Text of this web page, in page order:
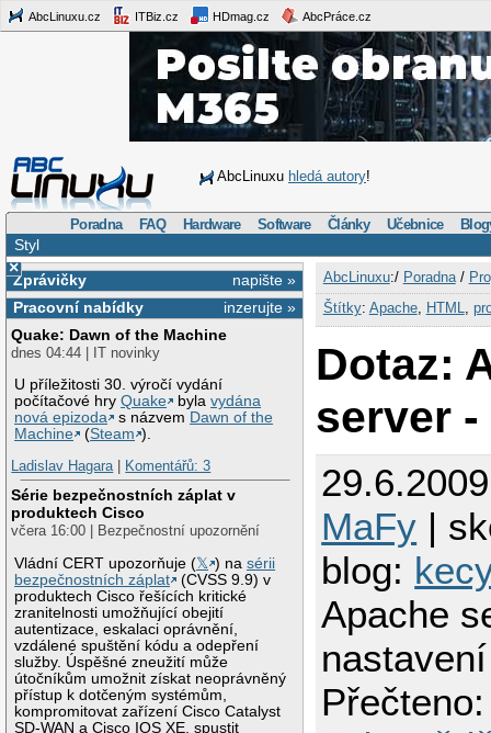
AbcLinuxu.cz ITBiz.cz HDmag.cz AbcPráce.cz
AbcLinuxu hledá autory!
Poradna FAQ Hardware Software Články Učebnice
Styl
×
napište »
Zprávičky
inzerujte »
Pracovní nabídky
Quake: Dawn of the Machine
dnes 04:44 | IT novinky
U příležitosti 30. výročí vydání
počítačové hryQuake bylavydána
nová epizoda
s názvem Dawn of the
Machine
(Steam ).
Ladislav Hagara| Komentářů: 3
Série bezpečnostních záplat v
produktech Cisco
včera 16:00 | Bezpečnostní upozornění
Vládní CERT upozorňuje (𝕏 ) nasérii
bezpečnostních záplat
(CVSS 9.9) v
produktech Cisco řešících kritické
zranitelnosti umožňující obejití
autentizace, eskalaci oprávnění,
vzdálené spuštění kódu a odepření
služby. Úspěšné zneužití může
útočníkům umožnit získat neoprávněný
přístup k dotčeným systémům,
kompromitovat zařízení Cisco Catalyst
SD-WAN a Cisco IOS XE, spustit
AbcLinuxu:/ Poradna/
Štítky: Apache, HTML
Dotaz:
server
MaFy |
blog:
Apache
nastavení